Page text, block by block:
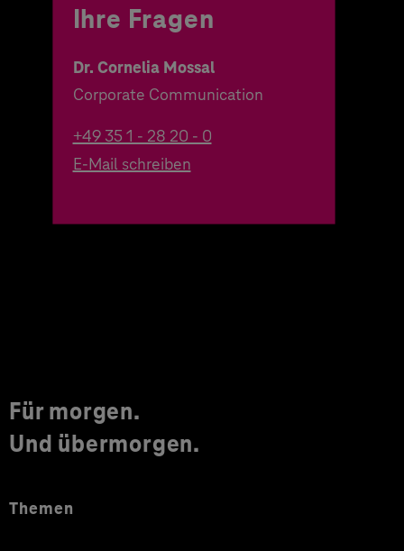
Ihre Fragen
Dr. Cornelia Mossal
Corporate Communication
+49 35 1 - 28 20 - 0
E-Mail schreiben
Für morgen.
Und übermorgen.
Themen